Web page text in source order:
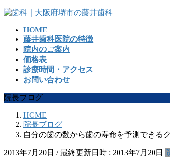
コ
ッ
プ
ナ
移
動
HOME
藤井歯科医院の特徴
院内のご案内
価格表
診療時間・アクセス
お問い合わせ
院長ブログ
HOME
院長ブログ
自分の歯の数から歯の寿命を予測できる
2013年7月20日 / 最終更新日時 : 2013年7月20日